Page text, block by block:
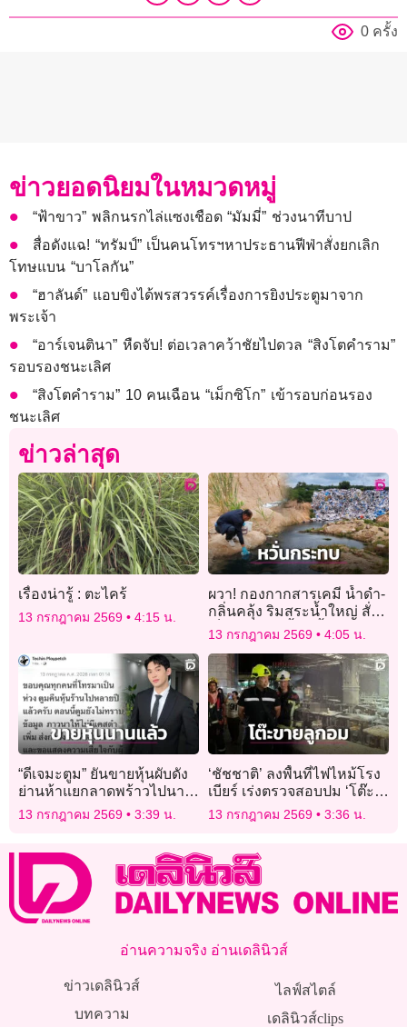
0 ครั้ง
ข่าวยอดนิยมในหมวดหมู่
“ฟ้าขาว” พลิกนรกไล่แซงเชือด “มัมมี่” ช่วงนาทีบาป
สื่อดังแฉ! “ทรัมป์” เป็นคนโทรฯหาประธานฟีฟ่าสั่งยกเลิก
โทษแบน “บาโลกัน”
“ฮาลันด์” แอบขิงได้พรสวรรค์เรื่องการยิงประตูมาจาก
พระเจ้า
“อาร์เจนตินา” หืดจับ! ต่อเวลาคว้าชัยไปดวล “สิงโตคำราม”
รอบรองชนะเลิศ
“สิงโตคำราม” 10 คนเฉือน “เม็กซิโก” เข้ารอบก่อนรอง
ชนะเลิศ
ข่าวล่าสุด
เรื่องน่ารู้ : ตะไคร้
13 กรกฎาคม 2569 4:15 น.
ผวา! กองกากสารเคมี น้ำดำ-
กลิ่นคลุ้ง ริมสระน้ำใหญ่ สั่ง
เก็บตัวอย่าง-จี้ขนทิ้ง
13 กรกฎาคม 2569 4:05 น.
“ดีเจมะตูม” ยันขายหุ้นผับดัง
ย่านห้าแยกลาดพร้าวไปนาน
แล้ว หลังล่าสุดไฟเผาวอด!
13 กรกฎาคม 2569 3:39 น.
‘ชัชชาติ’ ลงพื้นที่ไฟไหม้โรง
เบียร์ เร่งตรวจสอบปม ‘โต๊ะ
ขายลูกอม’ ขวางทางหนีไฟ
13 กรกฎาคม 2569 3:36 น.
อ่านความจริง อ่านเดลินิวส์
ข่าวเดลินิวส์
บทความ
ไลฟ์สไตล์
เดลินิวส์clips